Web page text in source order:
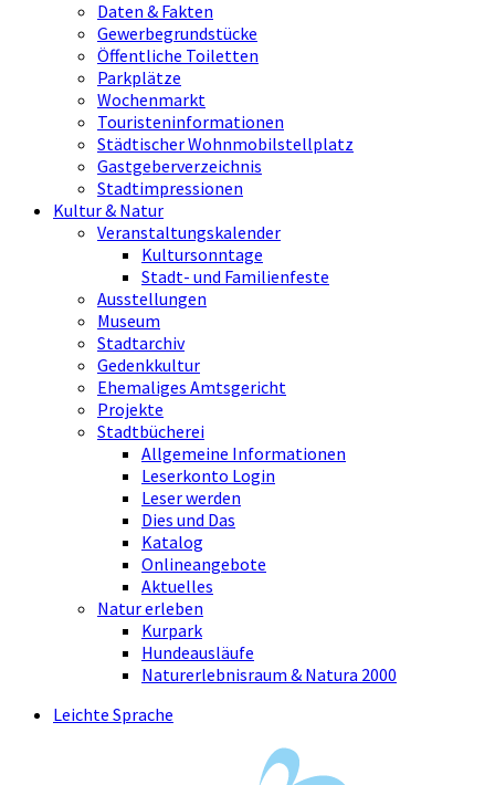
Daten & Fakten
Gewerbegrundstücke
Öffentliche Toiletten
Parkplätze
Wochenmarkt
Touristeninformationen
Städtischer Wohnmobilstellplatz
Gastgeberverzeichnis
Stadtimpressionen
Kultur & Natur
Veranstaltungskalender
Kultursonntage
Stadt- und Familienfeste
Ausstellungen
Museum
Stadtarchiv
Gedenkkultur
Ehemaliges Amtsgericht
Projekte
Stadtbücherei
Allgemeine Informationen
Leserkonto Login
Leser werden
Dies und Das
Katalog
Onlineangebote
Aktuelles
Natur erleben
Kurpark
Hundeausläufe
Naturerlebnisraum & Natura 2000
Leichte Sprache